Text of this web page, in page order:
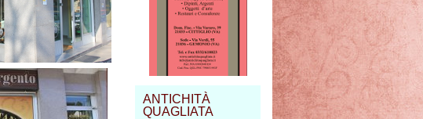
ANTICHITÀ
QUAGLIATA